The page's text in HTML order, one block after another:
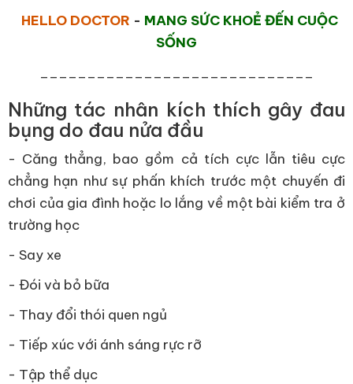
HELLO DOCTOR - MANG SỨC KHOẺ ĐẾN CUỘC
SỐNG
Những tác nhân kích thích gây đau
bụng do đau nửa đầu
- Căng thẳng, bao gồm cả tích cực lẫn tiêu cực
chẳng hạn như sự phấn khích trước một chuyến đi
chơi của gia đình hoặc lo lắng về một bài kiểm tra ở
trường học
- Say xe
- Đói và bỏ bữa
- Thay đổi thói quen ngủ
- Tiếp xúc với ánh sáng rực rỡ
- Tập thể dục